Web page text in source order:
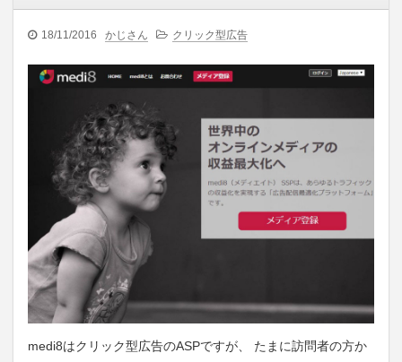
18/11/2016 かじさん クリック型広告
medi8はクリック型広告のASPですが、 たまに訪問者の方か